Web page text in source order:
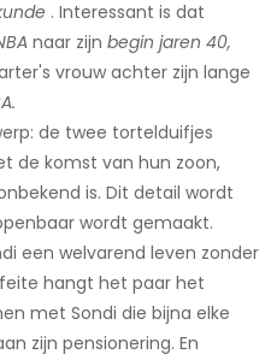
. Interessant is dat
naar zijn begin jaren 40,
vrouw achter zijn lange
de twee tortelduifjes
de komst van hun zoon,
is. Dit detail wordt
wordt gemaakt.
een welvarend leven zonder
hangt het paar het
met Sondi die bijna elke
zijn pensionering. En